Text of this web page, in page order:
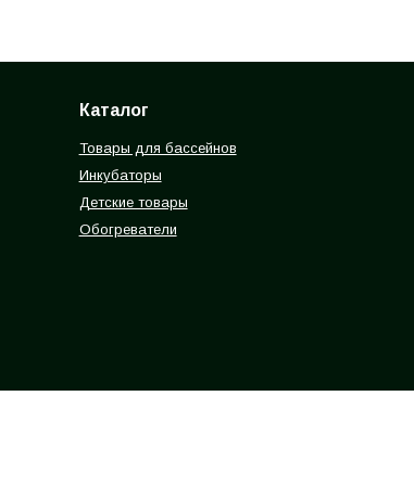
Каталог
Товары для бассейнов
Инкубаторы
Детские товары
Обогреватели